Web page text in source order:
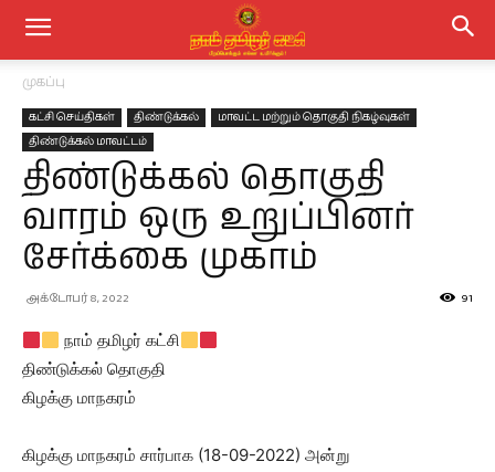
முகப்பு
கட்சி செய்திகள் திண்டுக்கல்
மாவட்ட மற்றும் தொகுதி நிகழ்வுகள்
திண்டுக்கல் மாவட்டம்
திண்டுக்கல் தொகுதி
வாரம் ஒரு உறுப்பினர்
சேர்க்கை முகாம்
அக்டோபர் 8, 2022 91
நாம் தமிழர் கட்சி
திண்டுக்கல் தொகுதி
கிழக்கு மாநகரம்
கிழக்கு மாநகரம் சார்பாக (18-09-2022) அன்று